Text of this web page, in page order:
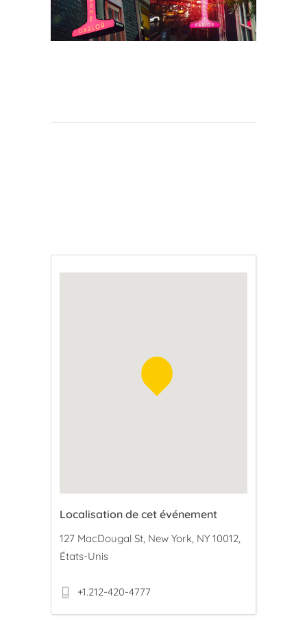
Localisation de cet événement
127 MacDougal St, New York, NY 10012,
États-Unis
+1.212-420-4777